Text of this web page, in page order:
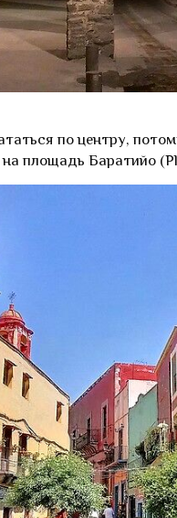
по центру,
площадь Баратийо